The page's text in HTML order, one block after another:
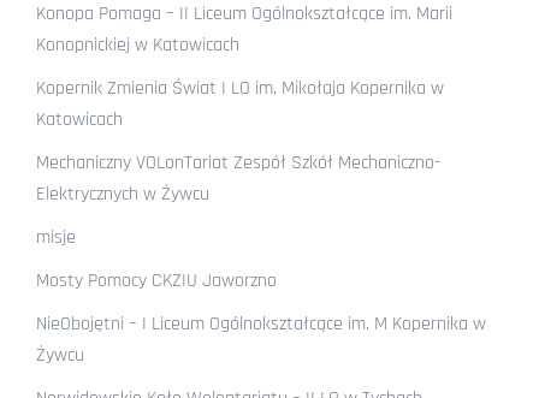
Konopa Pomaga – II Liceum Ogólnokształcące im. Marii
Konopnickiej w Katowicach
Kopernik Zmienia Świat I LO im. Mikołaja Kopernika w
Katowicach
Mechaniczny VOLonTariat Zespół Szkół Mechaniczno-
Elektrycznych w Żywcu
misje
Mosty Pomocy CKZIU Jaworzno
NieObojętni – I Liceum Ogólnokształcące im. M Kopernika w
Żywcu